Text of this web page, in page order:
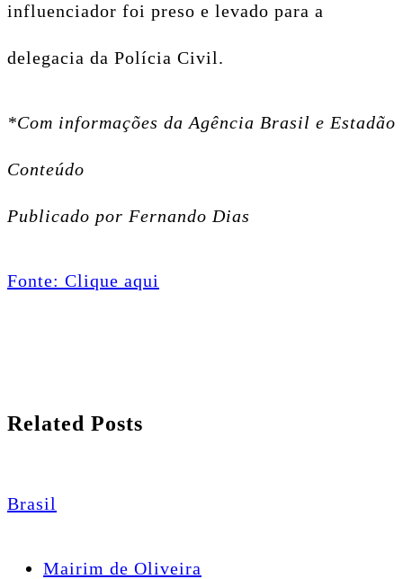
influenciador foi preso e levado para a
delegacia da Polícia Civil.
*Com informações da Agência Brasil e Estadão
Conteúdo
Publicado por Fernando Dias
Fonte: Clique aqui
Related Posts
Brasil
Mairim de Oliveira